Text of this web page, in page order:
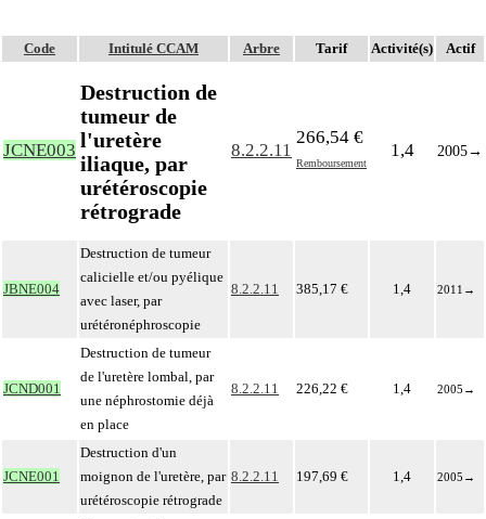
Code Intitulé CCAM Arbre Tarif Activité(s) Actif
JCNE003
Destruction de
tumeur de
l'uretère
iliaque, par
urétéroscopie
rétrograde
8.2.2.11
266,54 €
Remboursement
1,4 2005→
JBNE004
Destruction de tumeur
calicielle et/ou pyélique
avec laser, par
urétéronéphroscopie
8.2.2.11 385,17 € 1,4 2011 →
JCND001
Destruction de tumeur
de l'uretère lombal, par
une néphrostomie déjà
en place
8.2.2.11 226,22 € 1,4 2005 →
JCNE001
Destruction d'un
moignon de l'uretère, par
urétéroscopie rétrograde
8.2.2.11 197,69 € 1,4 2005 →